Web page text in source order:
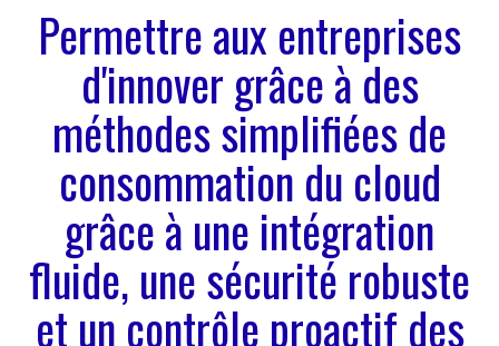
Permettre aux entreprises
d'innover grâce à des
méthodes simplifiées de
consommation du cloud
grâce à une intégration
fluide, une sécurité robuste
et un contrôle proactif des